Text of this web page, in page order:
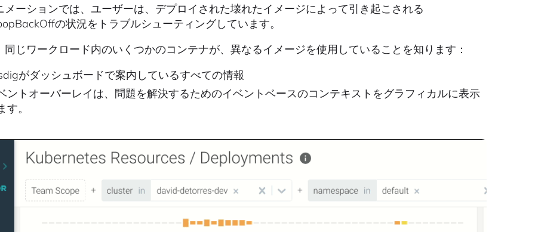
メーションでは、ユーザーは、デプロイされた壊れたイメージによって引き起こされる
の状況をトラブルシューティングしています。
同じワークロード内のいくつかのコンテナが、異なるイメージを使用していることを知ります：
がダッシュボードで案内しているすべての情報
ントオーバーレイは、問題を解決するためのイベントベースのコンテキストをグラフィカルに表示
す。